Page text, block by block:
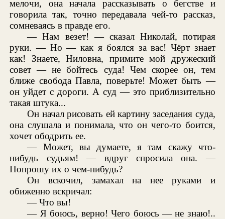
мелочи, она начала рассказывать о бегстве и
говорила так, точно передавала чей-то рассказ,
сомневаясь в правде его.
— Нам везет! — сказал Николай, потирая
руки. — Но — как я боялся за вас! Чёрт знает
как! Знаете, Ниловна, примите мой дружеский
совет — не бойтесь суда! Чем скорее он, тем
ближе свобода Павла, поверьте! Может быть —
он уйдет с дороги. А суд — это приблизительно
такая штука...
Он начал рисовать ей картину заседания суда,
она слушала и понимала, что он чего-то боится,
хочет ободрить ее.
— Может, вы думаете, я там скажу что-
нибудь судьям! — вдруг спросила она. —
Попрошу их о чем-нибудь?
Он вскочил, замахал на нее руками и
обиженно вскричал:
— Что вы!
— Я боюсь, верно! Чего боюсь — не знаю!..